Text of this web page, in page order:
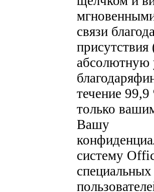
связи
абсолютную
течение
только
Вашу
систему